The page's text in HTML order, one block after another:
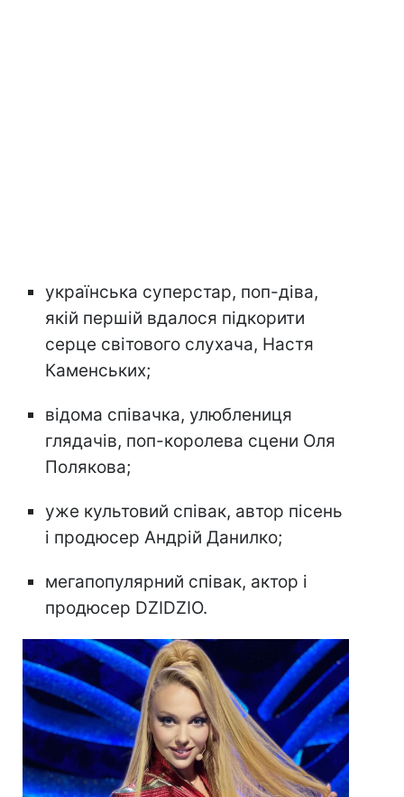
українська суперстар, поп-діва,
якій першій вдалося підкорити
серце світового слухача, Настя
Каменських;
відома співачка, улюблениця
глядачів, поп-королева сцени Оля
Полякова;
уже культовий співак, автор пісень
і продюсер Андрій Данилко;
мегапопулярний співак, актор і
продюсер DZIDZIO.